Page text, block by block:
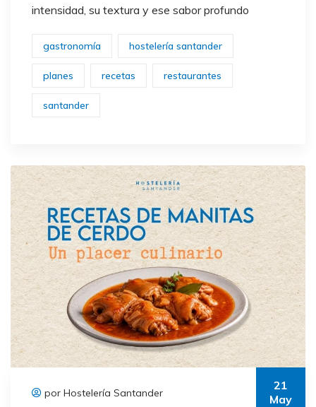
intensidad, su textura y ese sabor profundo
gastronomía hostelería santander
planes recetas restaurantes
santander
por Hostelería Santander
21
May